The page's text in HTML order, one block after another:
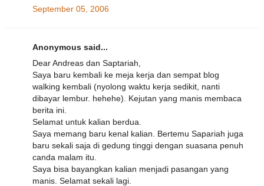
September 05, 2006
Anonymous said...
Dear Andreas dan Saptariah,
Saya baru kembali ke meja kerja dan sempat blog
walking kembali (nyolong waktu kerja sedikit, nanti
dibayar lembur. hehehe). Kejutan yang manis membaca
berita ini.
Selamat untuk kalian berdua.
Saya memang baru kenal kalian. Bertemu Sapariah juga
baru sekali saja di gedung tinggi dengan suasana penuh
canda malam itu.
Saya bisa bayangkan kalian menjadi pasangan yang
manis. Selamat sekali lagi.